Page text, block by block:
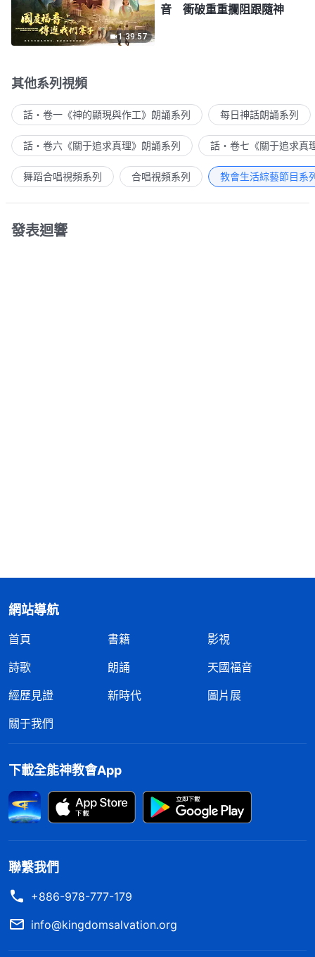
1:39:57
音 衝破重重攔阻跟隨神
其他系列視頻
話・卷一《神的顯現與作工》朗誦系列 每日神話朗誦系列
話・卷六《關于追求真理》朗誦系列 話・卷七《關于追求真
舞蹈合唱視頻系列 合唱視頻系列 教會生活綜藝節目系
發表迴響
網站導航
首頁 書籍
影視
詩歌
朗誦
天國福音
經歷見證
新時代
圖片展
關于我們
下載全能神教會App
聯繫我們
+886-978-777-179
info@kingdomsalvation.org